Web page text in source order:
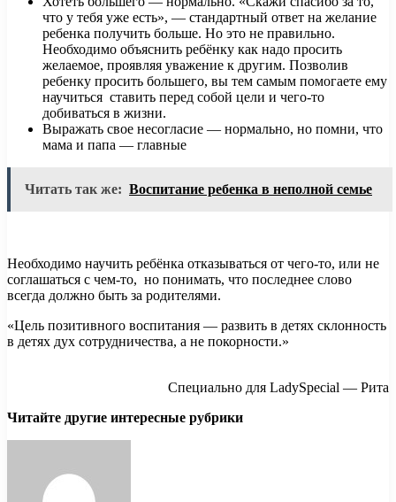
что у тебя уже есть», — стандартный ответ на желание
ребенка получить больше. Но это не правильно.
Необходимо объяснить ребёнку как надо просить
желаемое, проявляя уважение к другим. Позволив
ребенку просить большего, вы тем самым помогаете ему
научиться ставить перед собой цели и чего-то
добиваться в жизни.
Выражать свое несогласие — нормально, но помни, что
мама и папа — главные
Читать так же: Воспитание ребенка в неполной семье
Необходимо научить ребёнка отказываться от чего-то, или не
соглашаться с чем-то, но понимать, что последнее слово
всегда должно быть за родителями.
«Цель позитивного воспитания — развить в детях склонность
в детях дух сотрудничества, а не покорности.»
Специально для LadySpecial — Рита
Читайте другие интересные рубрики